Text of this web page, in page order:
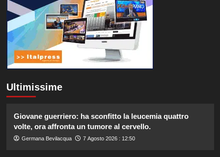
Ultimissime
Giovane guerriero: ha sconfitto la leucemia quattro
volte, ora affronta un tumore al cervello.
Germana Bevilacqua 7 Agosto 2026 : 12:50